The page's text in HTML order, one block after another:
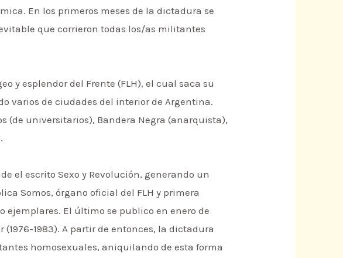
En los primeros meses de la dictadura se
que corrieron todas los/as militantes
y esplendor del Frente (FLH), el cual saca su
varios de ciudades del interior de Argentina.
(de universitarios), Bandera Negra (anarquista),
el escrito Sexo y Revolución, generando un
Somos, órgano oficial del FLH y primera
ejemplares. El último se publico en enero de
1983). A partir de entonces, la dictadura
homosexuales, aniquilando de esta forma